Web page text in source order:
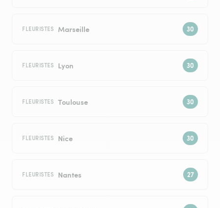
FLEURISTES Marseille
FLEURISTES Lyon
FLEURISTES Toulouse
FLEURISTES Nice
FLEURISTES Nantes